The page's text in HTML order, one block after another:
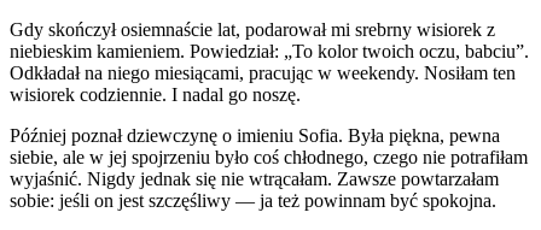
Gdy skończył osiemnaście lat, podarował mi srebrny wisiorek z
niebieskim kamieniem. Powiedział: „To kolor twoich oczu, babciu”.
Odkładał na niego miesiącami, pracując w weekendy. Nosiłam ten
wisiorek codziennie. I nadal go noszę.
Później poznał dziewczynę o imieniu Sofia. Była piękna, pewna
siebie, ale w jej spojrzeniu było coś chłodnego, czego nie potrafiłam
wyjaśnić. Nigdy jednak się nie wtrącałam. Zawsze powtarzałam
sobie: jeśli on jest szczęśliwy — ja też powinnam być spokojna.